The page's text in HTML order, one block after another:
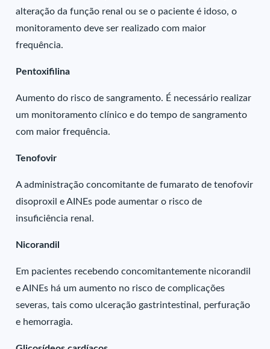
alteração da função renal ou se o paciente é idoso, o
monitoramento deve ser realizado com maior
frequência.
Pentoxifilina
Aumento do risco de sangramento. É necessário realizar
um monitoramento clínico e do tempo de sangramento
com maior frequência.
Tenofovir
A administração concomitante de fumarato de tenofovir
disoproxil e AINEs pode aumentar o risco de
insuficiência renal.
Nicorandil
Em pacientes recebendo concomitantemente nicorandil
e AINEs há um aumento no risco de complicações
severas, tais como ulceração gastrintestinal, perfuração
e hemorragia.